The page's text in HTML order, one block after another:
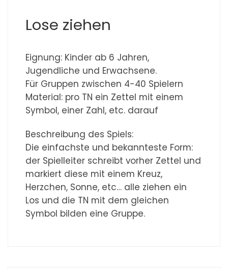
Lose ziehen
Eignung: Kinder ab 6 Jahren,
Jugendliche und Erwachsene.
Für Gruppen zwischen 4-40 Spielern
Material: pro TN ein Zettel mit einem
Symbol, einer Zahl, etc. darauf
Beschreibung des Spiels:
Die einfachste und bekannteste Form:
der Spielleiter schreibt vorher Zettel und
markiert diese mit einem Kreuz,
Herzchen, Sonne, etc… alle ziehen ein
Los und die TN mit dem gleichen
Symbol bilden eine Gruppe.